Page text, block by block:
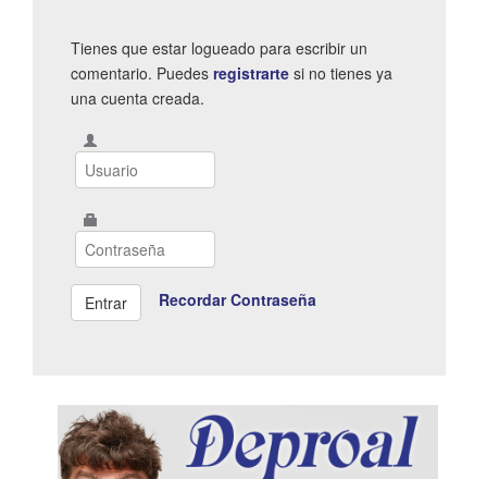
Tienes que estar logueado para escribir un
comentario. Puedes registrarte si no tienes ya
una cuenta creada.
Recordar Contraseña